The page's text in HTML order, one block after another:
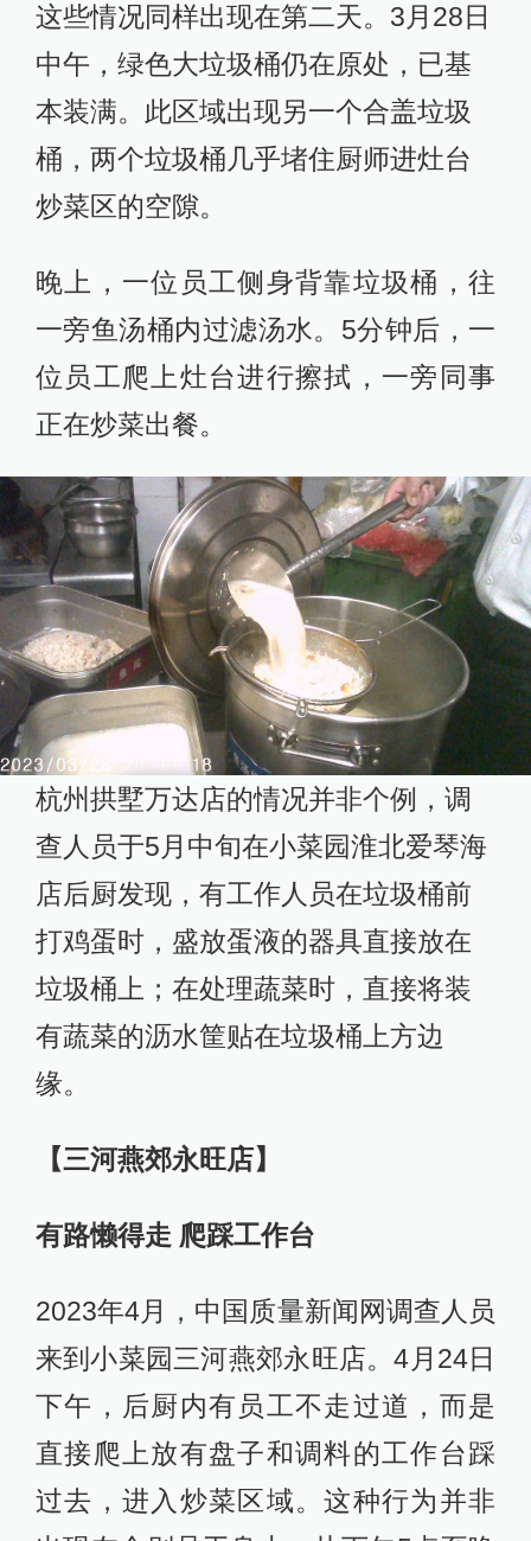
这些情况同样出现在第二天。3月28日
中午，绿色大垃圾桶仍在原处，已基
本装满。此区域出现另一个合盖垃圾
桶，两个垃圾桶几乎堵住厨师进灶台
炒菜区的空隙。
晚上，一位员工侧身背靠垃圾桶，往
一旁鱼汤桶内过滤汤水。5分钟后，一
位员工爬上灶台进行擦拭，一旁同事
正在炒菜出餐。
杭州拱墅万达店的情况并非个例，调
查人员于5月中旬在小菜园淮北爱琴海
店后厨发现，有工作人员在垃圾桶前
打鸡蛋时，盛放蛋液的器具直接放在
垃圾桶上；在处理蔬菜时，直接将装
有蔬菜的沥水筐贴在垃圾桶上方边
缘。
【三河燕郊永旺店】
有路懒得走 爬踩工作台
2023年4月，中国质量新闻网调查人员
来到小菜园三河燕郊永旺店。4月24日
下午，后厨内有员工不走过道，而是
直接爬上放有盘子和调料的工作台踩
过去，进入炒菜区域。这种行为并非